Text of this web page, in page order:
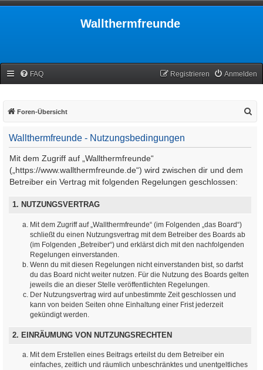
Wallthermfreunde
FAQ Anmelden
Registrieren
Foren-Übersicht
Wallthermfreunde - Nutzungsbedingungen
Mit dem Zugriff auf „Wallthermfreunde“
(„https://www.wallthermfreunde.de“) wird zwischen dir und dem
Betreiber ein Vertrag mit folgenden Regelungen geschlossen:
1. NUTZUNGSVERTRAG
Mit dem Zugriff auf „Wallthermfreunde“ (im Folgenden „das Board“)
schließt du einen Nutzungsvertrag mit dem Betreiber des Boards ab
(im Folgenden „Betreiber“) und erklärst dich mit den nachfolgenden
Regelungen einverstanden.
Wenn du mit diesen Regelungen nicht einverstanden bist, so darfst
du das Board nicht weiter nutzen. Für die Nutzung des Boards gelten
jeweils die an dieser Stelle veröffentlichten Regelungen.
Der Nutzungsvertrag wird auf unbestimmte Zeit geschlossen und
kann von beiden Seiten ohne Einhaltung einer Frist jederzeit
gekündigt werden.
2. EINRÄUMUNG VON NUTZUNGSRECHTEN
Mit dem Erstellen eines Beitrags erteilst du dem Betreiber ein
einfaches, zeitlich und räumlich unbeschränktes und unentgeltliches